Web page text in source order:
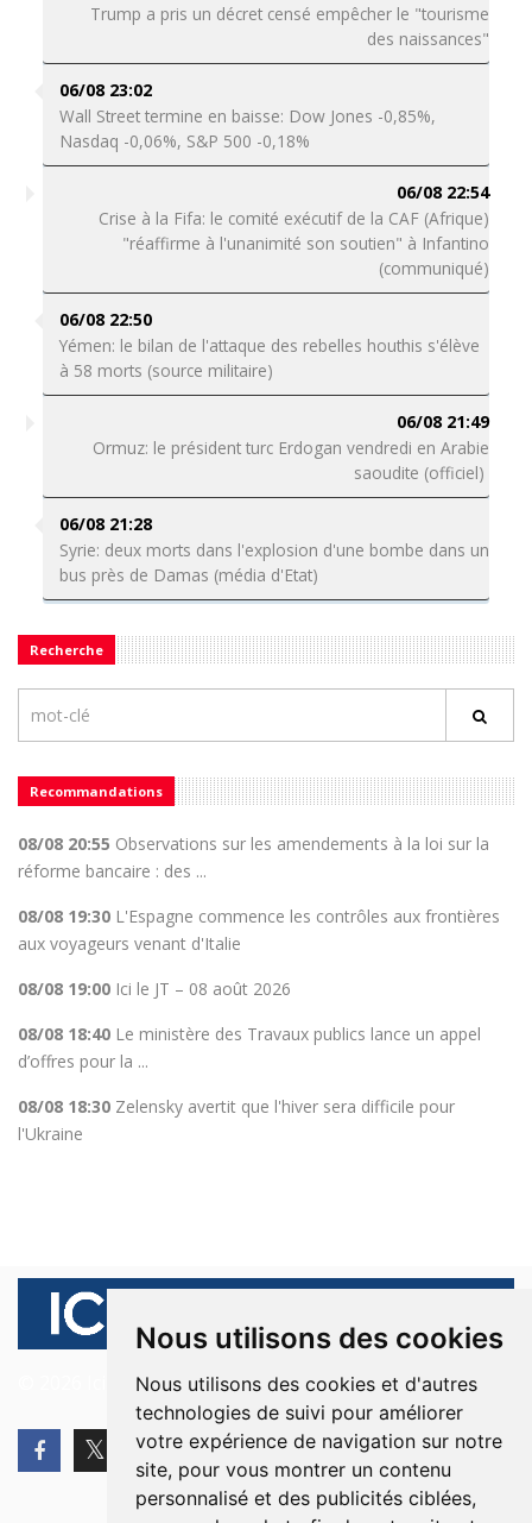
Nous utilisons des cookies
Nous utilisons des cookies et d'autres
technologies de suivi pour améliorer
votre expérience de navigation sur notre
site, pour vous montrer un contenu
personnalisé et des publicités ciblées,
Trump a pris un décret censé empêcher le "tourisme
des naissances"
06/08 23:02
Wall Street termine en baisse: Dow Jones -0,85%,
Nasdaq -0,06%, S&P 500 -0,18%
06/08 22:54
Crise à la Fifa: le comité exécutif de la CAF (Afrique)
"réaffirme à l'unanimité son soutien" à Infantino
(communiqué)
06/08 22:50
Yémen: le bilan de l'attaque des rebelles houthis s'élève
à 58 morts (source militaire)
06/08 21:49
Ormuz: le président turc Erdogan vendredi en Arabie
saoudite (officiel)
06/08 21:28
Syrie: deux morts dans l'explosion d'une bombe dans un
bus près de Damas (média d'Etat)
Recherche
Recommandations
08/08 20:55 Observations sur les amendements à la loi sur la
réforme bancaire : des ...
08/08 19:30 L'Espagne commence les contrôles aux frontières
aux voyageurs venant d'Italie
08/08 19:00 Ici le JT – 08 août 2026
08/08 18:40 Le ministère des Travaux publics lance un appel
d’offres pour la ...
08/08 18:30 Zelensky avertit que l'hiver sera difficile pour
l'Ukraine
© 2026 Ici Beyrouth. Tous les droits sont réservés.